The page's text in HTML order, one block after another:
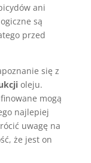
ani
są
przed
się z
oleju.
mogą
najlepiej
uwagę na
że jest on